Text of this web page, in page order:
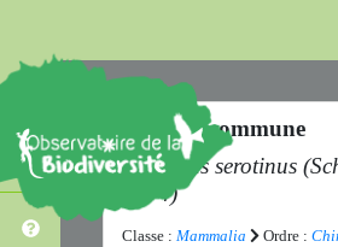
Sérotine commune
Eptesicus serotinus
1774)
Classe : Mammalia Ordre :